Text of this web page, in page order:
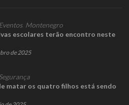
, Montenegro
escolares terão encontro neste
de 2025
matar os quatro filhos está sendo